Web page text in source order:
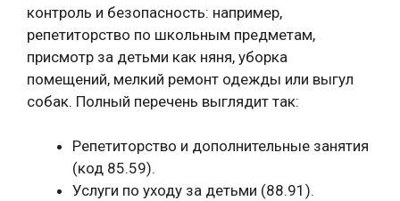
контроль и безопасность: например,
репетиторство по школьным предметам,
присмотр за детьми как няня, уборка
помещений, мелкий ремонт одежды или выгул
собак. Полный перечень выглядит так:
Репетиторство и дополнительные занятия
(код 85.59).
Услуги по уходу за детьми (88.91).